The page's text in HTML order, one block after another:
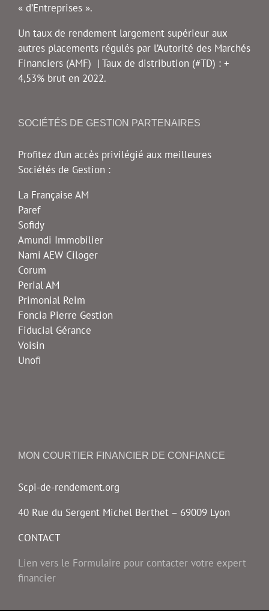
« d’Entreprises ».
Un taux de rendement largement supérieur aux
autres placements régulés par l’Autorité des Marchés
Financiers (AMF) | Taux de distribution (#TD) : +
4,53% brut en 2022.
SOCIÉTÉS DE GESTION PARTENAIRES
Profitez d’un accès privilégié aux meilleures
Sociétés de Gestion :
La Française AM
Paref
Sofidy
Amundi Immobilier
Nami AEW Ciloger
Corum
Perial AM
Primonial Reim
Foncia Pierre Gestion
Fiducial Gérance
Voisin
Unofi
MON COURTIER FINANCIER DE CONFIANCE
Scpi-de-rendement.org
40 Rue du Sergent Michel Berthet – 69009 Lyon
CONTACT
Lien vers le Formulaire pour contacter votre expert
financier